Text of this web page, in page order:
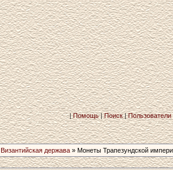
|Помощь|Поиск|Пользователи
Византийская держава » Монеты Трапезундской